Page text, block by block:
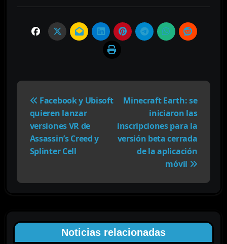
N
e
Facebook y Ubisoft
quieren lanzar
versiones VR de
Assassin’s Creed y
Splinter Cell
Minecraft Earth: se
iniciaron las
inscripciones para la
versión beta cerrada
de la aplicación
móvil
Noticias relacionadas